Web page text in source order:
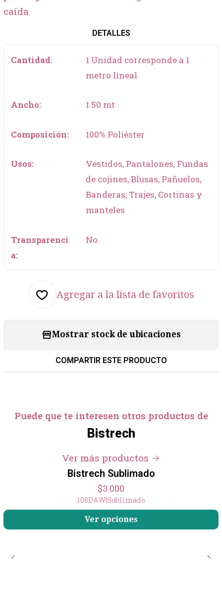
caída.
DETALLES
Cantidad:
1 Unidad corresponde a 1
metro lineal
Ancho: 1.50 mt
Composición: 100% Poliéster
Usos:
Vestidos, Pantalones, Fundas
de cojines, Blusas, Pañuelos,
Banderas, Trajes, Cortinas y
manteles
Transparenci
a:
No
Agregar a la lista de favoritos
Mostrar stock de ubicaciones
COMPARTIR ESTE PRODUCTO
Puede que te interesen otros productos de
Bistrech
Ver más productos
Bistrech Sublimado
$3.000
108DAW|Sublimado
Ver opciones